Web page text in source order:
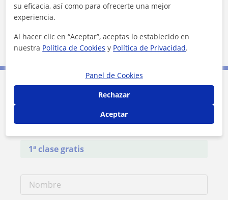
10 km
5 mi
Leaflet| ©OpenStreetMapcontributors
Contacta con Jose Manuel
Tarifa 8€/h
1ª clase gratis
su eficacia, así como para ofrecerte una mejor
experiencia.
Al hacer clic en “Aceptar”, aceptas lo establecido en
nuestra Política de Cookies y Política de Privacidad.
Panel de Cookies
Rechazar
Aceptar